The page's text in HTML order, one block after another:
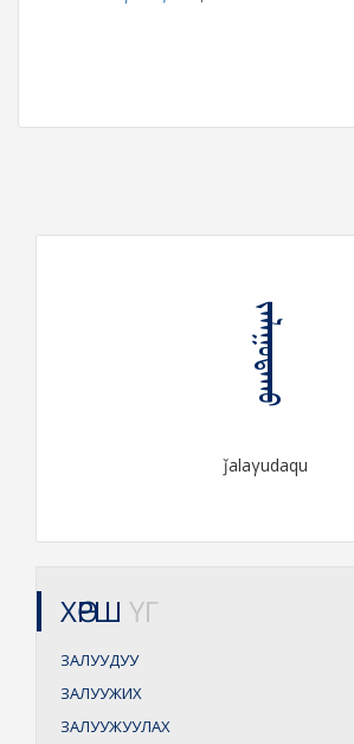
ᠵᠠᠯᠠᠭᠤᠳᠠᠬᠤ
ǰalaγudaqu
ХӨРШ ҮГ
ЗАЛУУДУУ
ЗАЛУУЖИХ
ЗАЛУУЖУУЛАХ